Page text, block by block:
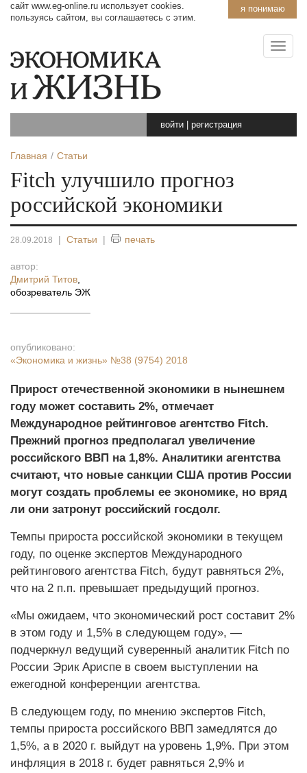
я понимаю
сайт www.eg-online.ru использует cookies.
пользуясь сайтом, вы соглашаетесь с этим.
войти регистрация
Главная Статьи
Fitch улучшило прогноз
российской экономики
28.09.2018 | Статьи | печать
автор:
Дмитрий Титов
обозреватель ЭЖ
опубликовано:
«Экономика и жизнь» №38 (9754) 2018
Прирост отечественной экономики в нынешнем
году может составить 2%, отмечает
Международное рейтинговое агентство Fitch.
Прежний прогноз предполагал увеличение
российского ВВП на 1,8%. Аналитики агентства
считают, что новые санкции США против России
могут создать проблемы ее экономике, но вряд
ли они затронут российский госдолг.
Темпы прироста российской экономики в текущем
году, по оценке экспертов Международного
рейтингового агентства Fitch, будут равняться 2%,
что на 2 п.п. превышает предыдущий прогноз.
«Мы ожидаем, что экономический рост составит 2%
в этом году и 1,5% в следующем году», —
подчеркнул ведущий суверенный аналитик Fitch по
России Эрик Ариспе в своем выступлении на
ежегодной конференции агентства.
В следующем году, по мнению экспертов Fitch,
темпы прироста российского ВВП замедлятся до
1,5%, а в 2020 г. выйдут на уровень 1,9%. При этом
инфляция в 2018 г. будет равняться 2,9% и